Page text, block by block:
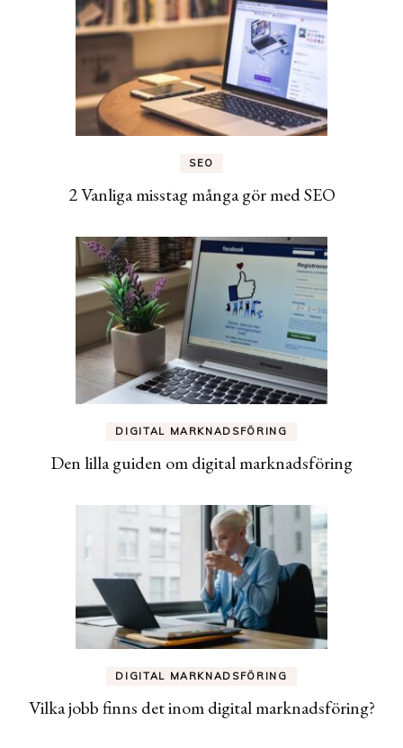
SEO
2 Vanliga misstag många gör med SEO
DIGITAL MARKNADSFÖRING
Den lilla guiden om digital marknadsföring
DIGITAL MARKNADSFÖRING
Vilka jobb finns det inom digital marknadsföring?